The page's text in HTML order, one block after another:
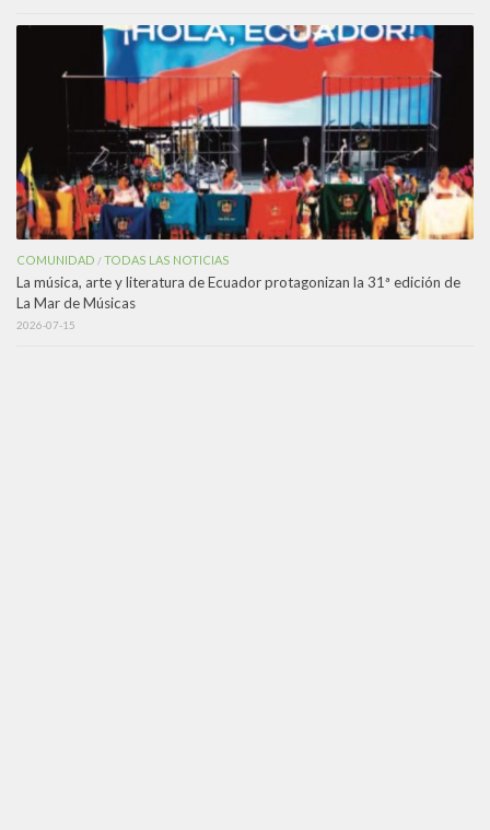
COMUNIDAD /TODAS LAS NOTICIAS
La música, arte y literatura de Ecuador protagonizan la 31ª edición de
La Mar de Músicas
2026-07-15